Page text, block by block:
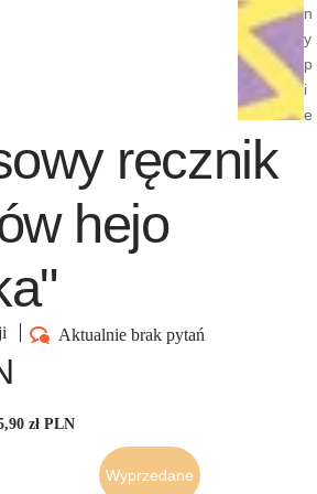
n
y
p
i
e
ręcznik
hejo
Aktualnie brak pytań
zł PLN
Wyprzedane